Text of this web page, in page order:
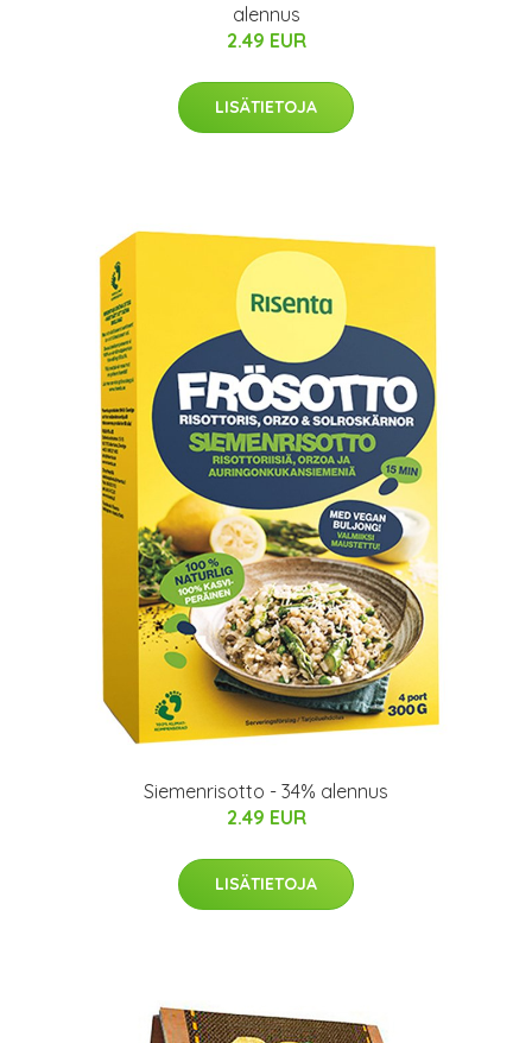
alennus
2.49 EUR
LISÄTIETOJA
Siemenrisotto - 34% alennus
2.49 EUR
LISÄTIETOJA